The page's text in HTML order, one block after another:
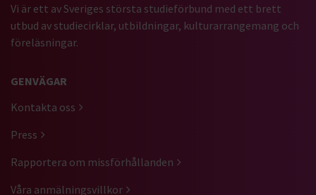
Vi är ett av Sveriges största studieförbund med ett brett
utbud av studiecirklar, utbildningar, kulturarrangemang och
föreläsningar.
GENVÄGAR
Kontakta oss
Press
Rapportera om missförhållanden
Våra anmälningsvillkor